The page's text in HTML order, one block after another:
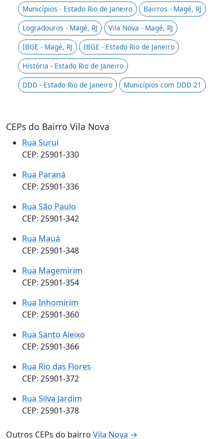
Municípios - Estado Rio de Janeiro
Bairros - Magé, RJ
Logradouros - Magé, RJ
Vila Nova - Magé, RJ
IBGE - Magé, RJ
IBGE - Estado Rio de Janeiro
História - Estado Rio de Janeiro
DDD - Estado Rio de Janeiro
Municípios com DDD 21
CEPs do Bairro Vila Nova
Rua Suruí
CEP: 25901-330
Rua Paraná
CEP: 25901-336
Rua São Paulo
CEP: 25901-342
Rua Mauá
CEP: 25901-348
Rua Magemirim
CEP: 25901-354
Rua Inhomirim
CEP: 25901-360
Rua Santo Aleixo
CEP: 25901-366
Rua Rio das Flores
CEP: 25901-372
Rua Silva Jardim
CEP: 25901-378
Outros CEPs do bairro Vila Nova →